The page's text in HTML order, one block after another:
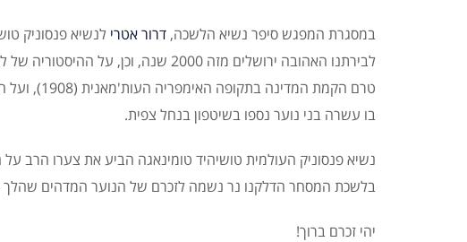
במסגרת המפגש סיפר נשיא הלשכה, דרור אטרי לנשיא פנסוניק
לבירתנו האהובה ירושלים מזה 2000
טרם הקמת
בו עשרה בני נוער נספו בשיטפון בנחל צפית.
נשיא פנסוניק העולמית טושיהיד טומינאגה הביע את צערו הרב
בלשכת המסחר הדלקנו נר נשמה לזכרם של הנוער המדהים שהלך
יהי זכרם ברוך!